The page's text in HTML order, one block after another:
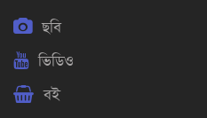
ছবি
ভিডিও
বই